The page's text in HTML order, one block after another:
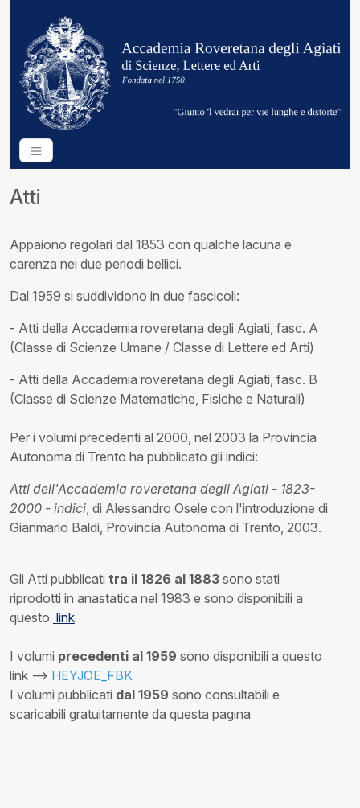
Atti
Appaiono regolari dal 1853 con qualche lacuna e
carenza nei due periodi bellici.
Dal 1959 si suddividono in due fascicoli:
- Atti della Accademia roveretana degli Agiati, fasc. A
(Classe di Scienze Umane / Classe di Lettere ed Arti)
- Atti della Accademia roveretana degli Agiati, fasc. B
(Classe di Scienze Matematiche, Fisiche e Naturali)
Per i volumi precedenti al 2000, nel 2003 la Provincia
Autonoma di Trento ha pubblicato gli indici:
Atti dell'Accademia roveretana degli Agiati - 1823-
2000 - indici, di Alessandro Osele con l'introduzione di
Gianmario Baldi, Provincia Autonoma di Trento, 2003.
Gli Atti pubblicati tra il 1826 al 1883 sono stati
riprodotti in anastatica nel 1983 e sono disponibili a
questo link
I volumi precedenti al 1959 sono disponibili a questo
link --> HEYJOE_FBK
I volumi pubblicati dal 1959 sono consultabili e
scaricabili gratuitamente da questa pagina